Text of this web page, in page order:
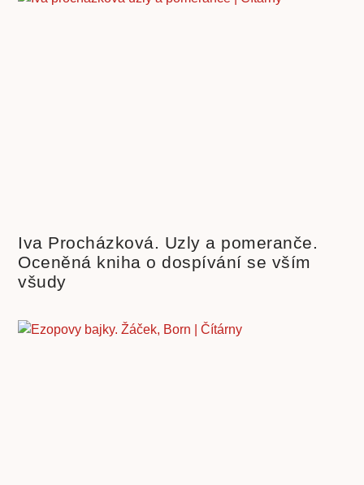
Iva Procházková. Uzly a pomeranče.
Oceněná kniha o dospívání se vším
všudy